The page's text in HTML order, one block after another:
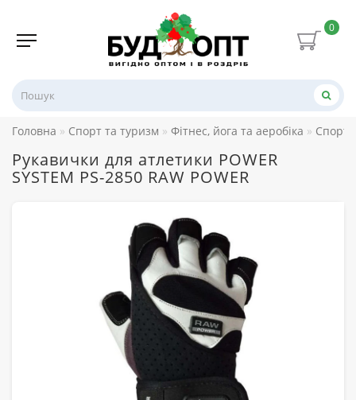
0
Головна Спорт та туризм Фітнес, йога та аеробіка
Рукавички для атлетики POWER
SYSTEM PS-2850 RAW POWER